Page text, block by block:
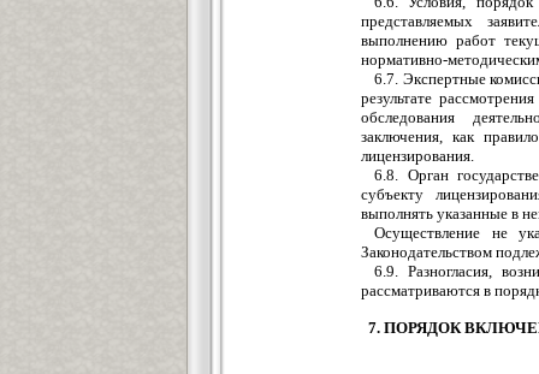
представляемых
выполнению работ
нормативно-
6.7. Экспертные
результате
обследования
заключения, как
лицензирования.
6.8. Орган
субъекту
выполнять указанные в
Осуществление не
Законодательством
6.9. Разногласия,
рассматриваются в
7. ПОРЯДОК